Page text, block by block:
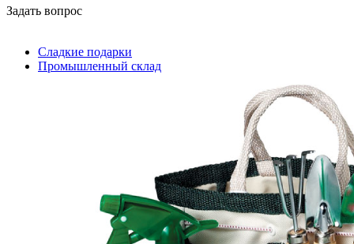
Задать вопрос
Сладкие подарки
Промышленный склад